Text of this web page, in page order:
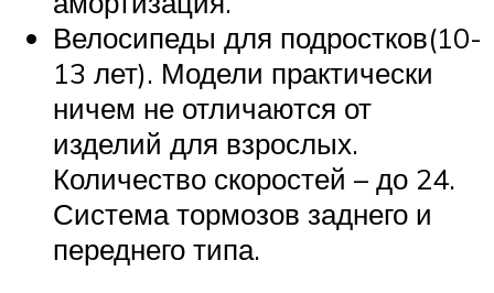
Велосипеды для подростков(10-
13 лет). Модели практически
ничем не отличаются от
изделий для взрослых.
Количество скоростей – до 24.
Система тормозов заднего и
переднего типа.